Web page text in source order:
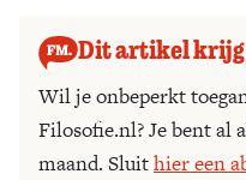
Dit artikel krijg
Wil je onbeperkt
Filosofie.nl? Je bent al
maand. Sluithier een